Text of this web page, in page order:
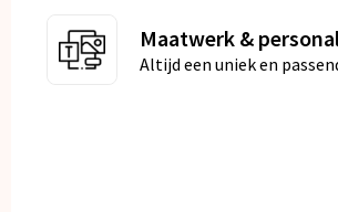
Maatwerk &
Altijd een uniek en